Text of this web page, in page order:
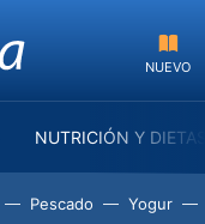
NUEVO
NUTRICIÓN Y
Pescado Yogur